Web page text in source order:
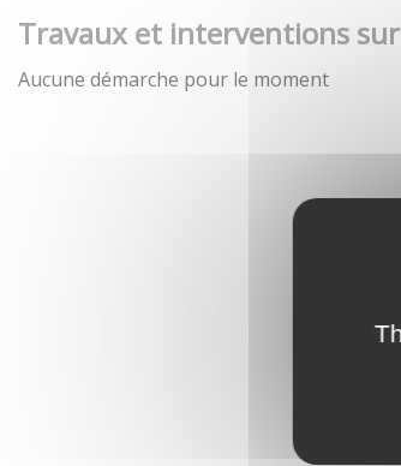
Travaux et interventions
Aucune démarche pour le moment